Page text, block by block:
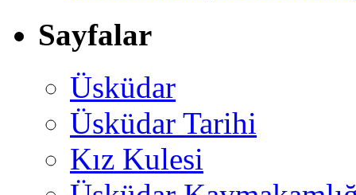
Sayfalar
Üsküdar
Üsküdar Tarihi
Kız Kulesi